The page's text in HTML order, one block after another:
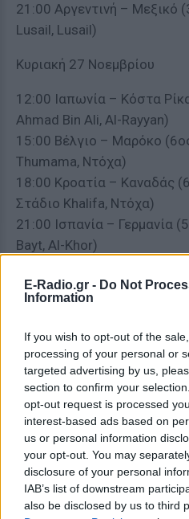
E-Radio.gr - Do Not
Information
If you wish to opt-out of the
processing of your personal or
targeted advertising by us,
section to confirm your
opt-out request is processed
interest-based ads based on
us or personal information
your opt-out. You may
disclosure of your personal
IAB’s list of downstream
also be disclosed by us to third
21:00 Αργεντινή – Μεξικό
Lusail, Lusail)
Κυριακή 27 Νοεμβρίου
12:00 Ιαπωνία – Κόστα
Ahmad Bin Ali, Al-Rayyan)
15:00 Βέλγιο – Μαρόκο
Thumama, Ντόχα)
18:00 Κροατία – Καναδάς
Στάδιο Khalifa, Ντόχα)
21:00 Ισπανία – Γερμανία
Bayt, Al-Khor)
Δευτέρα 28 Νοεμβρίου
Janoub, Al-Wakrah)
15:00 Νότια Κορέα – Γκάνα
Education City, Ντόχα)
18:00 Βραζιλία – Ελβετία
Stadium, Ντόχα)
21:00 Πορτογαλία –
(Στάδιο Lusail, Lusail)
Τρίτη 29 Νοεμβρίου